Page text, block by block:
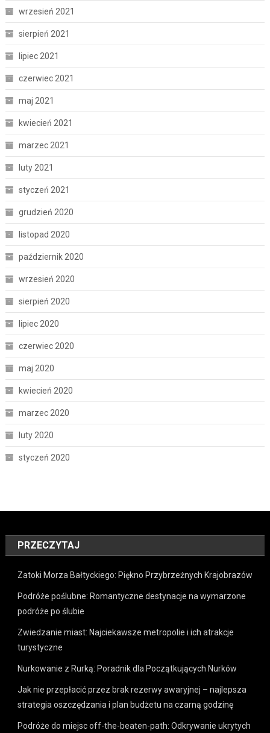
wrzesień 2021
sierpień 2021
lipiec 2021
czerwiec 2021
maj 2021
kwiecień 2021
marzec 2021
luty 2021
styczeń 2021
grudzień 2020
listopad 2020
październik 2020
wrzesień 2020
sierpień 2020
lipiec 2020
czerwiec 2020
maj 2020
kwiecień 2020
marzec 2020
luty 2020
styczeń 2020
PRZECZYTAJ
Zatoki Morza Bałtyckiego: Piękno Przybrzeżnych Krajobrazów
Podróże poślubne: Romantyczne destynacje na wymarzone
podróże po ślubie
Zwiedzanie miast: Najciekawsze metropolie i ich atrakcje
turystyczne
Nurkowanie z Rurką: Poradnik dla Początkujących Nurków
Jak nie przepłacić przez brak rezerwy awaryjnej – najlepsza
strategia oszczędzania i plan budżetu na czarną godzinę
Podróże do miejsc off-the-beaten-path: Odkrywanie ukrytych